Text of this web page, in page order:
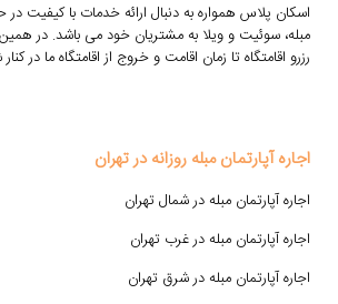
اسکان پلاس همواره به دنبال ارائه خدمات با کیفیت در
مبله، سوئیت و ویلا به مشتریان خود می باشد. در همین
رزرو اقامتگاه تا زمان اقامت و خروج از اقامتگاه ما در
اجاره آپارتمان مبله روزانه در تهران
اجاره آپارتمان مبله در شمال تهران
اجاره آپارتمان مبله در غرب تهران
اجاره آپارتمان مبله در شرق تهران